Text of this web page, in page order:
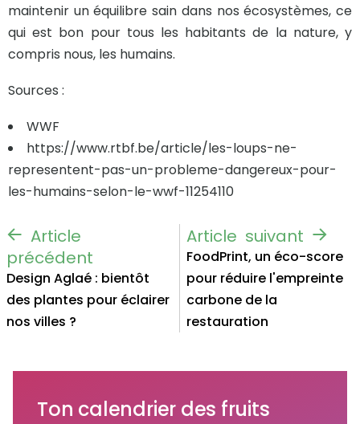
maintenir un équilibre sain dans nos écosystèmes, ce
qui est bon pour tous les habitants de la nature, y
compris nous, les humains.
Sources :
WWF
https://www.rtbf.be/article/les-loups-ne-
representent-pas-un-probleme-dangereux-pour-
les-humains-selon-le-wwf-11254110
Design Aglaé : bientôt
des plantes pour éclairer
nos villes ?
FoodPrint, un éco-score
pour réduire l'empreinte
carbone de la
restauration
Ton calendrier des fruits